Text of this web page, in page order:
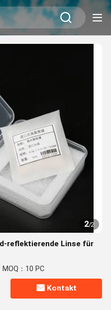
2/2
reflektierende Linse für
MOQ：10 PC
Kontakt